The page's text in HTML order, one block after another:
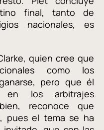
final, tanto de
nacionales, es
quien cree que
como los
pero que él
en los arbitrajes
reconoce que
pues el tema se ha